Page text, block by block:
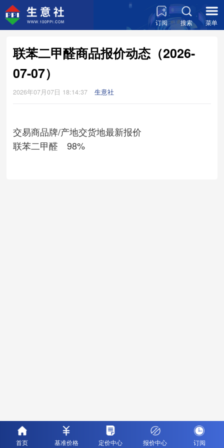
订阅 搜索 菜单
联苯二甲醛商品报价动态（2026-
07-07）
2026年07月07日 18:14:37 生意社
交易商品牌/产地交货地最新报价
联苯二甲醛 98%
首页 基准价格 定价中心 报价中心 订阅